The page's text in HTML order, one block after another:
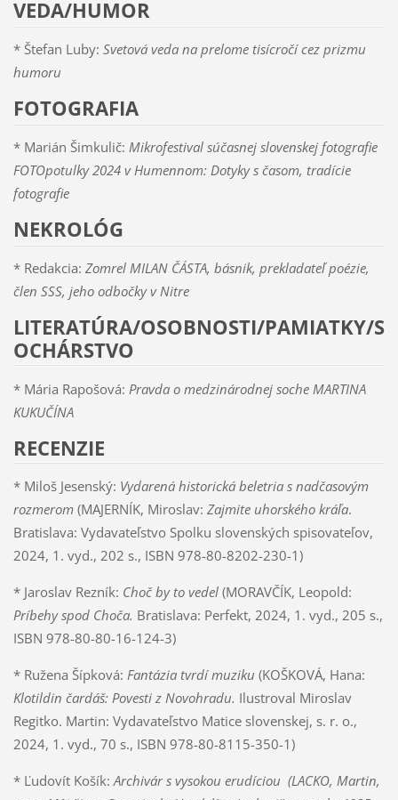
VEDA/HUMOR
* Štefan Luby: Svetová veda na prelome tisícročí cez prizmu
humoru
FOTOGRAFIA
* Marián Šimkulič: Mikrofestival súčasnej slovenskej fotografie
FOTOpotulky 2024 v Humennom: Dotyky s časom, tradície
fotografie
NEKROLÓG
* Redakcia: Zomrel MILAN ČÁSTA, básnik, prekladateľ poézie,
člen SSS, jeho odbočky v Nitre
LITERATÚRA/OSOBNOSTI/PAMIATKY/S
OCHÁRSTVO
* Mária Rapošová: Pravda o medzinárodnej soche MARTINA
KUKUČÍNA
RECENZIE
* Miloš Jesenský: Vydarená historická beletria s nadčasovým
rozmerom (MAJERNÍK, Miroslav: Zajmite uhorského kráľa.
Bratislava: Vydavateľstvo Spolku slovenských spisovateľov,
2024, 1. vyd., 202 s., ISBN 978-80-8202-230-1)
* Jaroslav Rezník: Choč by to vedel (MORAVČÍK, Leopold:
Príbehy spod Choča. Bratislava: Perfekt, 2024, 1. vyd., 205 s.,
ISBN 978-80-80-16-124-3)
* Ružena Šípková: Fantázia tvrdí muziku (KOŠKOVÁ, Hana:
Klotildin čardáš: Povesti z Novohradu. Ilustroval Miroslav
Regitko. Martin: Vydavateľstvo Matice slovenskej, s. r. o.,
2024, 1. vyd., 70 s., ISBN 978-80-8115-350-1)
* Ľudovít Košík:Archivár s vysokou erudíciou (LACKO, Martin,